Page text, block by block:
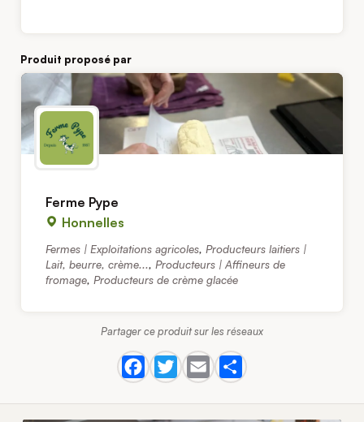
Produit proposé par
Ferme Pype
Honnelles
Fermes | Exploitations agricoles, Producteurs laitiers |
Lait, beurre, crème..., Producteurs | Affineurs de
fromage, Producteurs de crème glacée
Partager ce produit sur les réseaux